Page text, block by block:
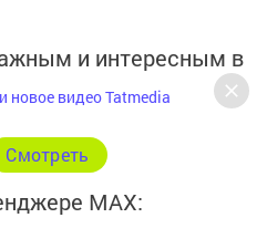
и интересным в
в
MАХ:
новое видео Tatmedia
Cмотреть